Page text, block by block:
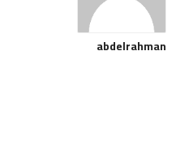
abdelrahman